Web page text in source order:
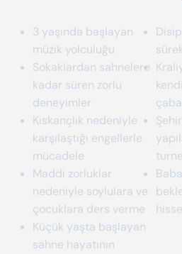
3 yaşında başlayan
müzik yolculuğu
Sokaklardan sahnelere
kadar süren zorlu
deneyimler
Kıskançlık nedeniyle
karşılaştığı engellerle
mücadele
Maddi zorluklar
nedeniyle soylulara ve
çocuklara ders verme
Küçük yaşta başlayan
sahne hayatının